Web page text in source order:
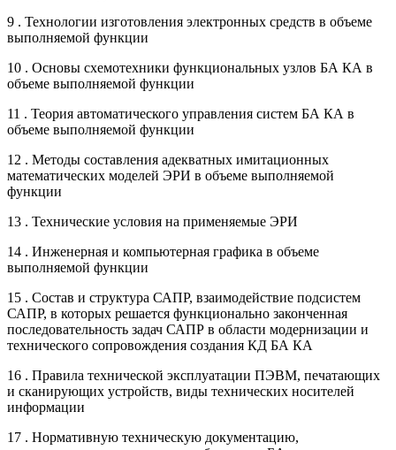
9 . Технологии изготовления электронных средств в объеме
выполняемой функции
10 . Основы схемотехники функциональных узлов БА КА в
объеме выполняемой функции
11 . Теория автоматического управления систем БА КА в
объеме выполняемой функции
12 . Методы составления адекватных имитационных
математических моделей ЭРИ в объеме выполняемой
функции
13 . Технические условия на применяемые ЭРИ
14 . Инженерная и компьютерная графика в объеме
выполняемой функции
15 . Состав и структура САПР, взаимодействие подсистем
САПР, в которых решается функционально законченная
последовательность задач САПР в области модернизации и
технического сопровождения создания КД БА КА
16 . Правила технической эксплуатации ПЭВМ, печатающих
и сканирующих устройств, виды технических носителей
информации
17 . Нормативную техническую документацию,